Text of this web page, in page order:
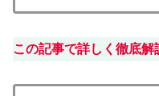
この記事で詳しく徹底解